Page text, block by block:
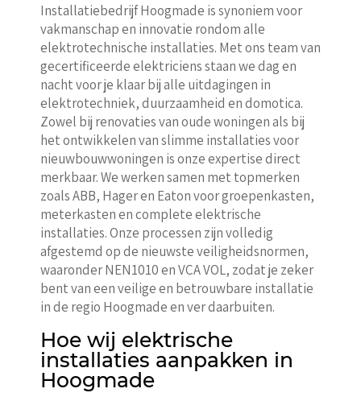
Installatiebedrijf Hoogmade is synoniem voor
vakmanschap en innovatie rondom alle
elektrotechnische installaties. Met ons team van
gecertificeerde elektriciens staan we dag en
nacht voor je klaar bij alle uitdagingen in
elektrotechniek, duurzaamheid en domotica.
Zowel bij renovaties van oude woningen als bij
het ontwikkelen van slimme installaties voor
nieuwbouwwoningen is onze expertise direct
merkbaar. We werken samen met topmerken
zoals ABB, Hager en Eaton voor groepenkasten,
meterkasten en complete elektrische
installaties. Onze processen zijn volledig
afgestemd op de nieuwste veiligheidsnormen,
waaronder NEN1010 en VCA VOL, zodat je zeker
bent van een veilige en betrouwbare installatie
in de regio Hoogmade en ver daarbuiten.
Hoe wij elektrische
installaties aanpakken in
Hoogmade